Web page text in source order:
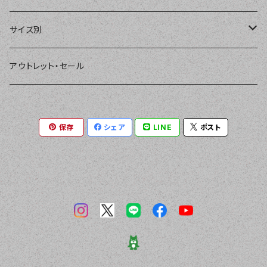
パーカー、ラッシュパーカー
ラッシュガード、ジャケット
ナチュラルタンキニ
ナチュラルタンキニ
2点セット
4点セット
3点セット
アンダーショーツ
アクセサリー
BEACH QUEEN
MILSQUR
Sweet Flavor
LIP SERVICE
EMODA
Pinky&Dianne
NATURAL BEAUTY
サイズ別
フリー
7号
9号
M
11号
L13号
LL
15号
アウトレット・セール
保存 シェア LINE ポスト